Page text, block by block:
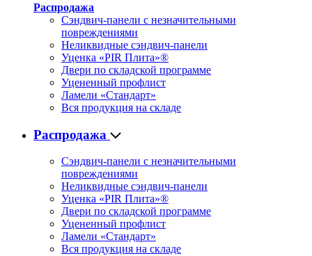
Распродажа
Сэндвич-панели с незначительными
повреждениями
Неликвидные сэндвич-панели
Уценка «PIR Плита»®
Двери по складской программе
Уцененный профлист
Ламели «Стандарт»
Вся продукция на складе
Распродажа
Сэндвич-панели с незначительными
повреждениями
Неликвидные сэндвич-панели
Уценка «PIR Плита»®
Двери по складской программе
Уцененный профлист
Ламели «Стандарт»
Вся продукция на складе